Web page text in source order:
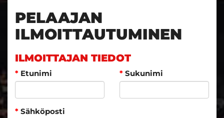
PELAAJAN
ILMOITTAUTUMINEN
ILMOITTAJAN TIEDOT
* Etunimi * Sukunimi
* Sähköposti